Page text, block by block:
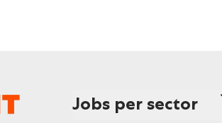
Jobs per sector